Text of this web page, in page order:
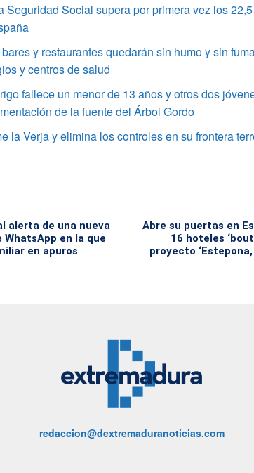
Seguridad Social supera por primera vez los
y restaurantes quedarán sin humo y sin
y centros de salud
fallece un menor de 13 años y otros dos
de la fuente del Árbol Gordo
la Verja y elimina los controles en su frontera
alerta de una nueva
en la que
en apuros
Abre su puertas en
16 hoteles
proyecto
redaccion@dextremaduranoticias.com